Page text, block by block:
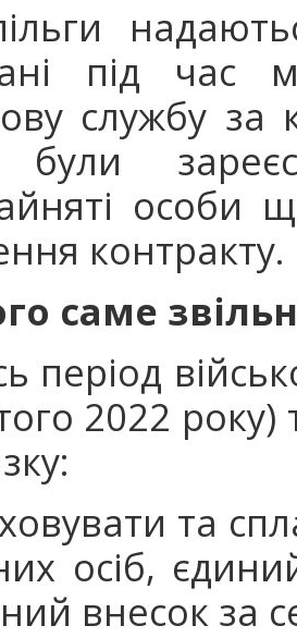
під час
службу
були
особи
контракту.
саме
період
2022 року)
та
осіб,
внесок за